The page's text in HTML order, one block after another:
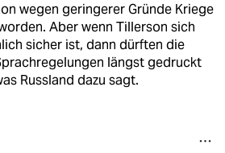
wegen geringerer Gründe Kriege
Aber wenn Tillerson sich
sicher ist, dann dürften die
längst gedruckt
Russland dazu sagt.